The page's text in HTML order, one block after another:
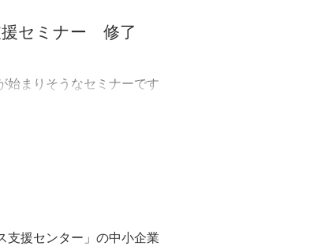
援セミナー 修了
始まりそうなセミナーです
援センター」の中小企業